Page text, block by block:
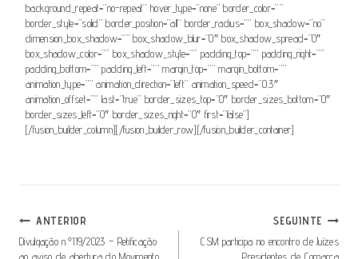
background_repeat=”no-repeat” hover_type=”none” border_color=””
border_style=”solid” border_position=”all” border_radius=”” box_shadow=”no”
dimension_box_shadow=”” box_shadow_blur=”0″ box_shadow_spread=”0″
box_shadow_color=”” box_shadow_style=”” padding_top=”” padding_right=””
padding_bottom=”” padding_left=”” margin_top=”” margin_bottom=””
animation_type=”” animation_direction=”left” animation_speed=”0.3″
animation_offset=”” last=”true” border_sizes_top=”0″ border_sizes_bottom=”0″
border_sizes_left=”0″ border_sizes_right=”0″ first=”false”]
[/fusion_builder_column][/fusion_builder_row][/fusion_builder_container]
Navegação
De
ANTERIOR
Divulgação n.º119/2023 – Retificação
SEGUINTE
CSM participa no encontro de Juízes